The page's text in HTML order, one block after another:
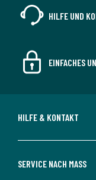
HILFE UND
EINFACHES
HILFE & KONTAKT
SERVICE NACH MASS